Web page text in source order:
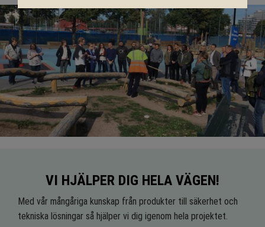
VI HJÄLPER DIG HELA VÄGEN!
Med vår mångåriga kunskap från produkter till säkerhet och
tekniska lösningar så hjälper vi dig igenom hela projektet.